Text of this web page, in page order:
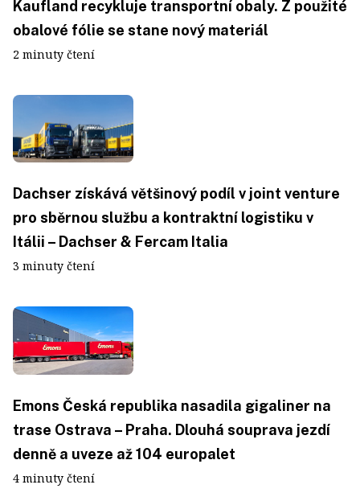
Kaufland recykluje transportní obaly. Z použité
obalové fólie se stane nový materiál
2 minuty čtení
Dachser získává většinový podíl v joint venture
pro sběrnou službu a kontraktní logistiku v
Itálii – Dachser & Fercam Italia
3 minuty čtení
Emons Česká republika nasadila gigaliner na
trase Ostrava – Praha. Dlouhá souprava jezdí
denně a uveze až 104 europalet
4 minuty čtení